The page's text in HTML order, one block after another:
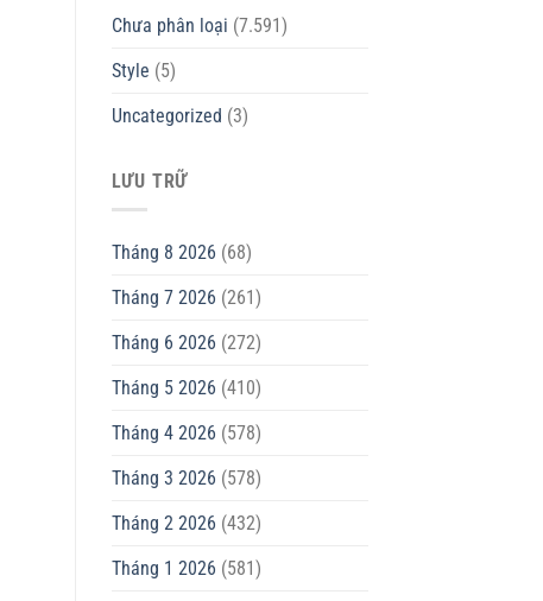
Chưa phân loại (7.591)
Style (5)
Uncategorized (3)
LƯU TRỮ
Tháng 8 2026 (68)
Tháng 7 2026 (261)
Tháng 6 2026 (272)
Tháng 5 2026 (410)
Tháng 4 2026 (578)
Tháng 3 2026 (578)
Tháng 2 2026 (432)
Tháng 1 2026 (581)